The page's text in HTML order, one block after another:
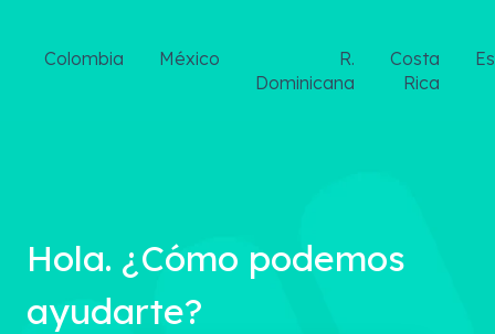
Colombia México
R.
Dominicana
Costa
Rica
Hola. ¿Cómo podemos
ayudarte?